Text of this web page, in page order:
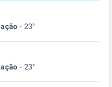
- 23°
- 23°